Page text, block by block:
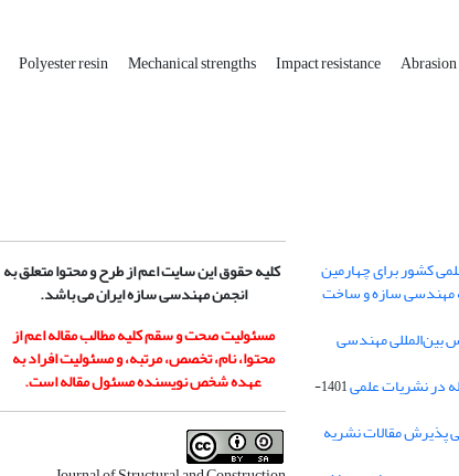
Polyester resin Mechanical strengths Impact resistance
کشور برای چهارمین
مهندسی سازه و ساخت
بین‌المللی مهندسی
در نشریات علمی
1401-
پذیرش مقالات نشریه
کلیه حقوق این سایت اعم از طرح و محتوا متعلق به
انجمن مهندسی سازه ایران می باشد.
مسئولیت صحت و سقم کلیه مطالب مقاله اعم از
محتوا، نام، تخصص، مرتبه، و مسئولیت افراد به
عهده شخص نویسنده مسئول مقاله است.